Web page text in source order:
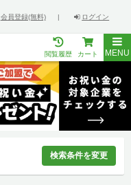
会員登録(無料) | ログイン
閲覧履歴 カート MENU
検索条件を変更